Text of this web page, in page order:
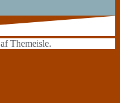
af Themeisle.